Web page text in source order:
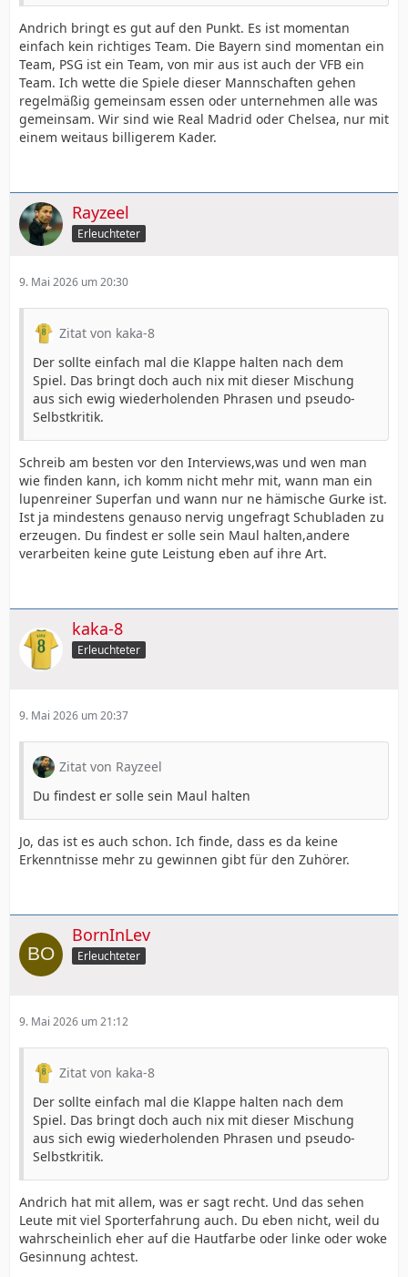
Andrich bringt es gut auf den Punkt. Es ist momentan
einfach kein richtiges Team. Die Bayern sind momentan ein
Team, PSG ist ein Team, von mir aus ist auch der VFB ein
Team. Ich wette die Spiele dieser Mannschaften gehen
regelmäßig gemeinsam essen oder unternehmen alle was
gemeinsam. Wir sind wie Real Madrid oder Chelsea, nur mit
einem weitaus billigerem Kader.
Rayzeel
Erleuchteter
9. Mai 2026 um 20:30
Zitat von kaka-8
Der sollte einfach mal die Klappe halten nach dem
Spiel. Das bringt doch auch nix mit dieser Mischung
aus sich ewig wiederholenden Phrasen und pseudo-
Selbstkritik.
Schreib am besten vor den Interviews,was und wen man
wie finden kann, ich komm nicht mehr mit, wann man ein
lupenreiner Superfan und wann nur ne hämische Gurke ist.
Ist ja mindestens genauso nervig ungefragt Schubladen zu
erzeugen. Du findest er solle sein Maul halten,andere
verarbeiten keine gute Leistung eben auf ihre Art.
kaka-8
Erleuchteter
9. Mai 2026 um 20:37
Zitat von Rayzeel
Du findest er solle sein Maul halten
Jo, das ist es auch schon. Ich finde, dass es da keine
Erkenntnisse mehr zu gewinnen gibt für den Zuhörer.
BornInLev
Erleuchteter
9. Mai 2026 um 21:12
Zitat von kaka-8
Der sollte einfach mal die Klappe halten nach dem
Spiel. Das bringt doch auch nix mit dieser Mischung
aus sich ewig wiederholenden Phrasen und pseudo-
Selbstkritik.
Andrich hat mit allem, was er sagt recht. Und das sehen
Leute mit viel Sporterfahrung auch. Du eben nicht, weil du
wahrscheinlich eher auf die Hautfarbe oder linke oder woke
Gesinnung achtest.